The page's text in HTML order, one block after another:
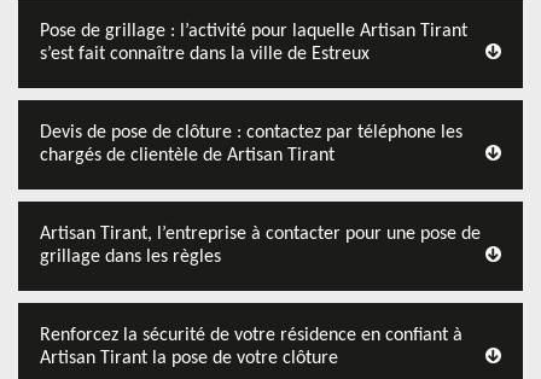
Pose de grillage : l’activité pour laquelle Artisan Tirant
s’est fait connaître dans la ville de Estreux
Devis de pose de clôture : contactez par téléphone les
chargés de clientèle de Artisan Tirant
Artisan Tirant, l’entreprise à contacter pour une pose de
grillage dans les règles
Renforcez la sécurité de votre résidence en confiant à
Artisan Tirant la pose de votre clôture